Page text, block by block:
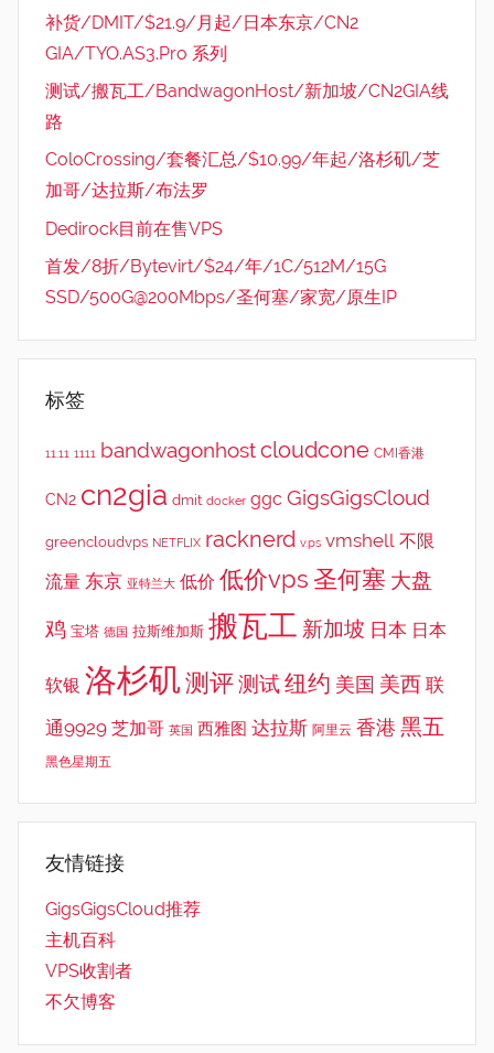
补货/DMIT/$21.9/月起/日本东京/CN2
GIA/TYO.AS3.Pro 系列
测试/搬瓦工/BandwagonHost/新加坡/CN2GIA线
路
ColoCrossing/套餐汇总/$10.99/年起/洛杉矶/芝
加哥/达拉斯/布法罗
Dedirock目前在售VPS
首发/8折/Bytevirt/$24/年/1C/512M/15G
SSD/500G@200Mbps/圣何塞/家宽/原生IP
标签
11.11 1111 bandwagonhostcloudcone CMI香港
CN2 cn2gia dmit docker ggc GigsGigsCloud
greencloudvps NETFLIX racknerd v.ps vmshell 不限
流量 东京 亚特兰大 低价 低价vps 圣何塞 大盘
鸡 宝塔 德国 拉斯维加斯 搬瓦工 新加坡 日本 日本
软银 洛杉矶 测评测试纽约 美国 美西 联
通9929 芝加哥 英国 西雅图 达拉斯 阿里云 香港 黑五
黑色星期五
友情链接
GigsGigsCloud推荐
主机百科
VPS收割者
不欠博客